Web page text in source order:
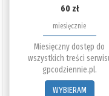
60 zł
miesięcznie
Miesięczny dostęp do
wszystkich treści
gpcodziennie.pl.
WYBIERAM